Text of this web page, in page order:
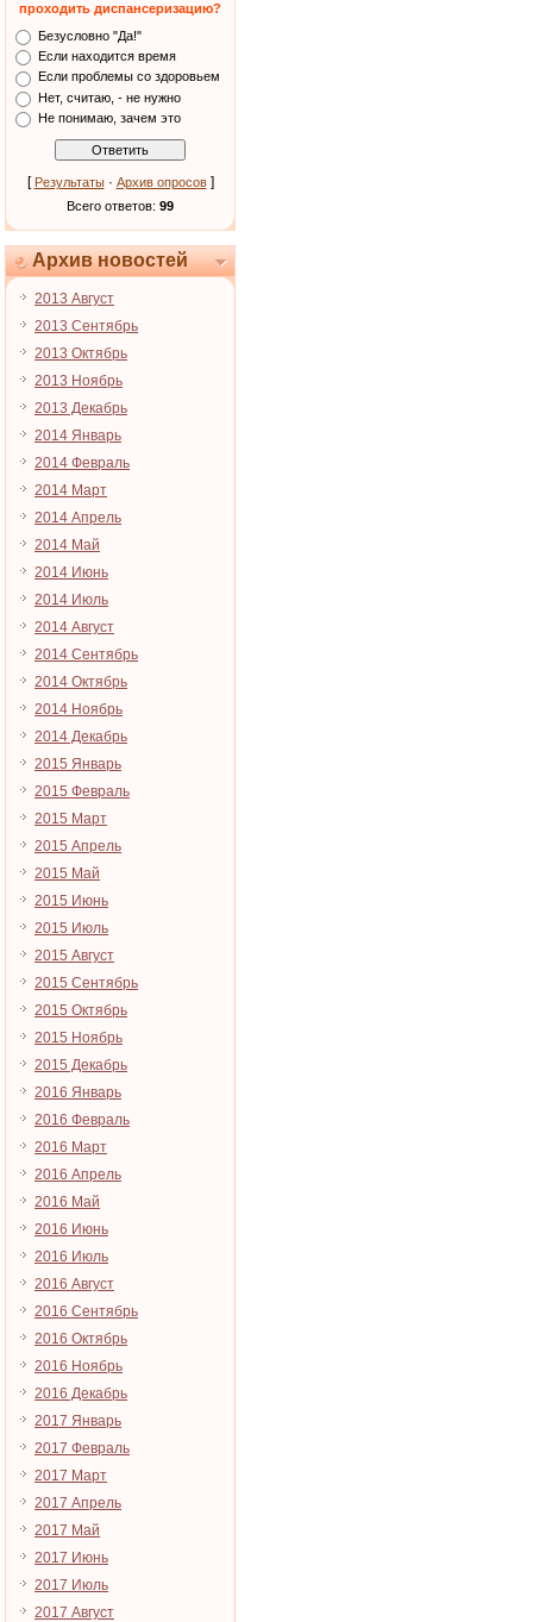
проходить диспансеризацию?
Безусловно "Да!"
Если находится время
Если проблемы со здоровьем
Нет, считаю, - не нужно
Не понимаю, зачем это
[ Результаты· Архив опросов]
Всего ответов: 99
Архив новостей
2013 Август
2013 Сентябрь
2013 Октябрь
2013 Ноябрь
2013 Декабрь
2014 Январь
2014 Февраль
2014 Март
2014 Апрель
2014 Май
2014 Июнь
2014 Июль
2014 Август
2014 Сентябрь
2014 Октябрь
2014 Ноябрь
2014 Декабрь
2015 Январь
2015 Февраль
2015 Март
2015 Апрель
2015 Май
2015 Июнь
2015 Июль
2015 Август
2015 Сентябрь
2015 Октябрь
2015 Ноябрь
2015 Декабрь
2016 Январь
2016 Февраль
2016 Март
2016 Апрель
2016 Май
2016 Июнь
2016 Июль
2016 Август
2016 Сентябрь
2016 Октябрь
2016 Ноябрь
2016 Декабрь
2017 Январь
2017 Февраль
2017 Март
2017 Апрель
2017 Май
2017 Июнь
2017 Июль
2017 Август